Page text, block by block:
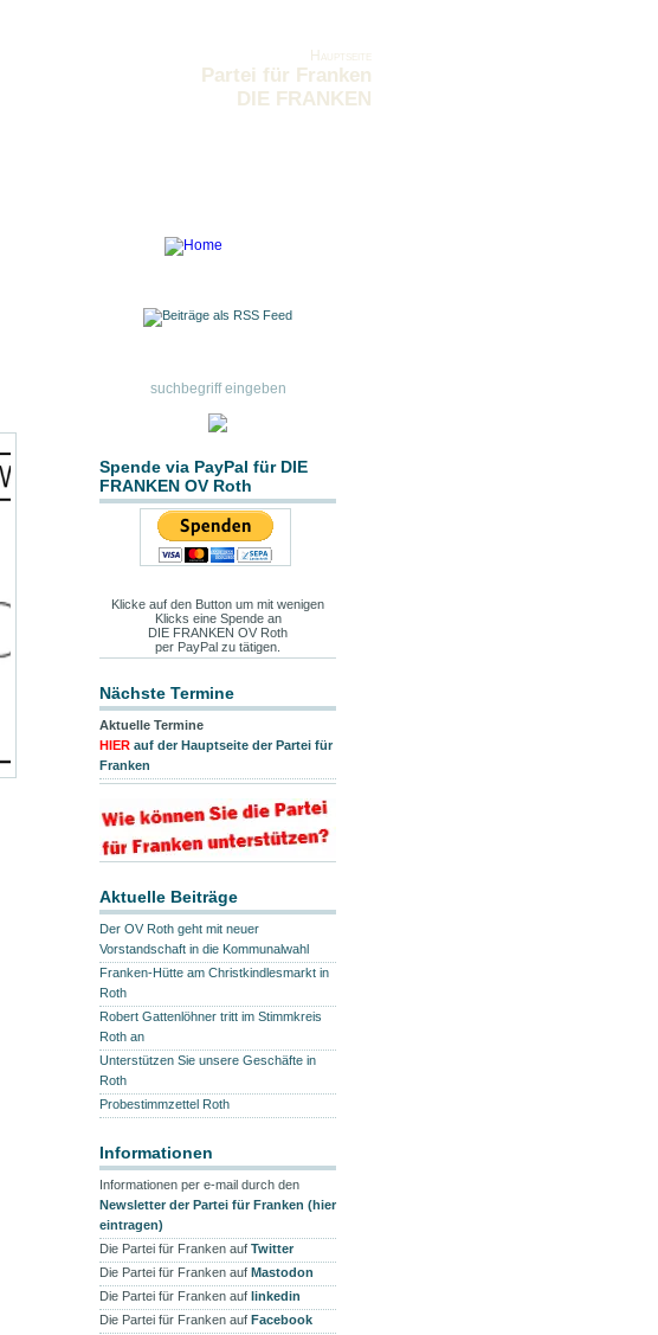
Hauptseite
Partei für Franken
DIE FRANKEN
Spende via PayPal für DIE
FRANKEN OV Roth
Klicke auf den Button um mit wenigen
Klicks eine Spende an
DIE FRANKEN OV Roth
per PayPal zu tätigen.
Nächste Termine
Aktuelle Termine
HIER auf der Hauptseite der Partei für
Franken
Aktuelle Beiträge
Der OV Roth geht mit neuer
Vorstandschaft in die Kommunalwahl
Franken-Hütte am Christkindlesmarkt in
Roth
Robert Gattenlöhner tritt im Stimmkreis
Roth an
Unterstützen Sie unsere Geschäfte in
Roth
Probestimmzettel Roth
Informationen
Informationen per e-mail durch den
Newsletter der Partei für Franken (hier
eintragen)
Die Partei für Franken auf Twitter
Die Partei für Franken auf Mastodon
Die Partei für Franken auf linkedin
Die Partei für Franken auf Facebook